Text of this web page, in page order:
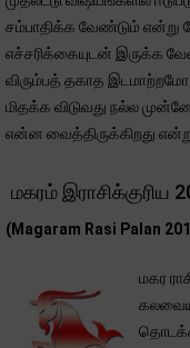
சம்பாதிக்க வேண்டும் என்று
எச்சரிக்கையுடன் இருக்க
விரும்பத் தகாத
மிதக்க விடுவது நல்ல
என்ன வைத்திருக்கிறது
மகரம்
(Magaram Rasi Palan
மகர